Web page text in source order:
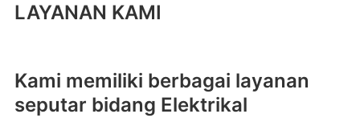
LAYANAN KAMI
Kami memiliki berbagai layanan
seputar bidang Elektrikal